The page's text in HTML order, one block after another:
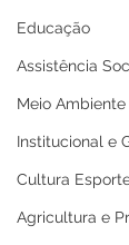
Educação
Assistência
Meio
Institucional e
Cultura
Agricultura e